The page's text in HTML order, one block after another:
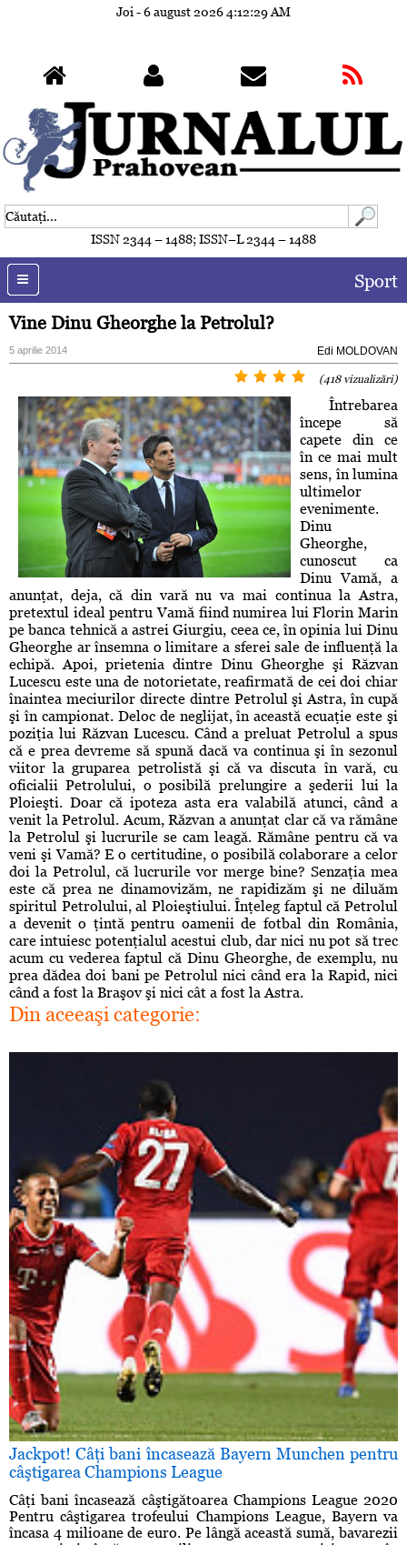
Joi - 6 august 20264:12:31 AM
ISSN 2344 – 1488; ISSN–L 2344 – 1488
Sport
Vine Dinu Gheorghe la Petrolul?
5 aprilie 2014 Edi MOLDOVAN
(418 vizualizări)
Întrebarea
începe să
capete din ce
în ce mai mult
sens, în lumina
ultimelor
evenimente.
Dinu
Gheorghe,
cunoscut ca
Dinu Vamă, a
anunţat, deja, că din vară nu va mai continua la Astra,
pretextul ideal pentru Vamă fiind numirea lui Florin Marin
pe banca tehnică a astrei Giurgiu, ceea ce, în opinia lui Dinu
Gheorghe ar însemna o limitare a sferei sale de influenţă la
echipă. Apoi, prietenia dintre Dinu Gheorghe şi Răzvan
Lucescu este una de notorietate, reafirmată de cei doi chiar
înaintea meciurilor directe dintre Petrolul şi Astra, în cupă
şi în campionat. Deloc de neglijat, în această ecuaţie este şi
poziţia lui Răzvan Lucescu. Când a preluat Petrolul a spus
că e prea devreme să spună dacă va continua şi în sezonul
viitor la gruparea petrolistă şi că va discuta în vară, cu
oficialii Petrolului, o posibilă prelungire a şederii lui la
Ploieşti. Doar că ipoteza asta era valabilă atunci, când a
venit la Petrolul. Acum, Răzvan a anunţat clar că va rămâne
la Petrolul şi lucrurile se cam leagă. Rămâne pentru că va
veni şi Vamă? E o certitudine, o posibilă colaborare a celor
doi la Petrolul, că lucrurile vor merge bine? Senzaţia mea
este că prea ne dinamovizăm, ne rapidizăm şi ne diluăm
spiritul Petrolului, al Ploieştiului. Înţeleg faptul că Petrolul
a devenit o ţintă pentru oamenii de fotbal din România,
care intuiesc potenţialul acestui club, dar nici nu pot să trec
acum cu vederea faptul că Dinu Gheorghe, de exemplu, nu
prea dădea doi bani pe Petrolul nici când era la Rapid, nici
când a fost la Braşov şi nici cât a fost la Astra.
Din aceeaşi categorie:
Jackpot! Câţi bani încasează Bayern Munchen pentru
câştigarea Champions League
Câţi bani încasează câştigătoarea Champions League 2020
Pentru câştigarea trofeului Champions League, Bayern va
încasa 4 milioane de euro. Pe lângă această sumă, bavarezii